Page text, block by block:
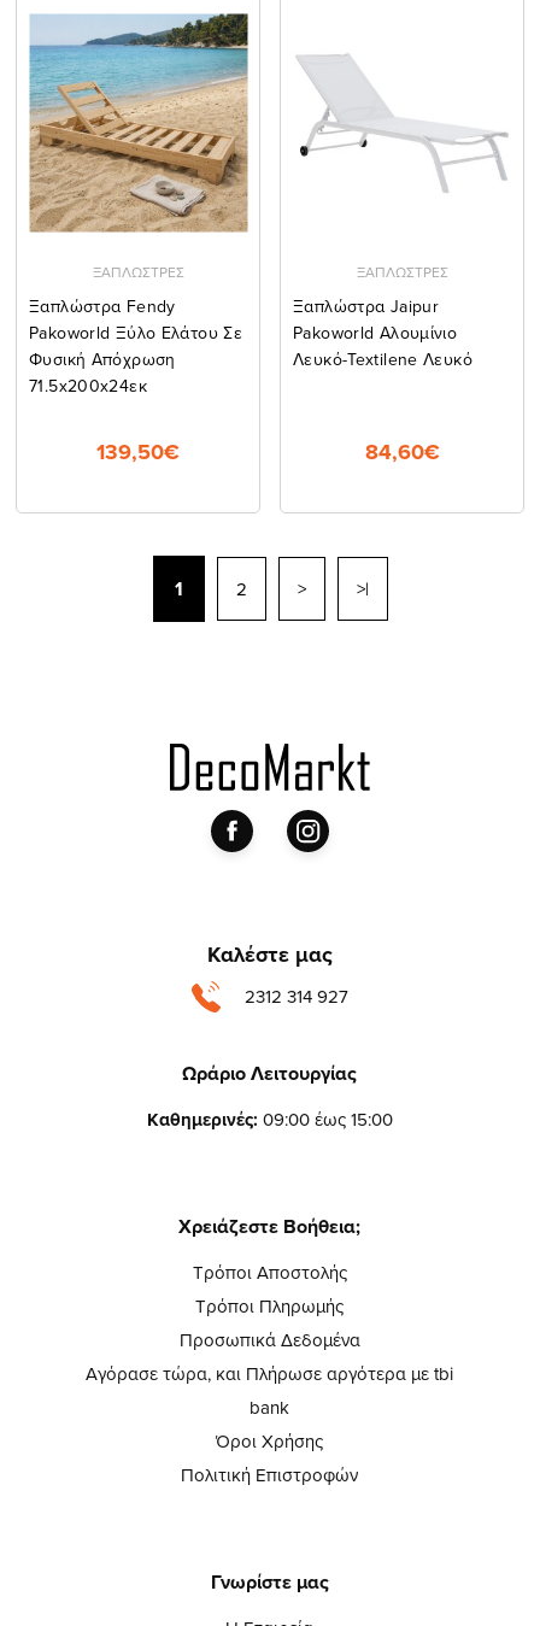
ΞΑΠΛΩΣΤΡΕΣ
Ξαπλώστρα Fendy
Pakoworld Ξύλο Ελάτου Σε
Φυσική Απόχρωση
71.5x200x24εκ
139,50€
ΞΑΠΛΩΣΤΡΕΣ
Ξαπλώστρα Jaipur
Pakoworld Αλουμίνιο
Λευκό-Textilene Λευκό
84,60€
1 2 > >|
Καλέστε μας
2312 314 927
Ωράριο Λειτουργίας
Καθημερινές: 09:00 έως 15:00
Χρειάζεστε Βοήθεια;
Τρόποι Αποστολής
Τρόποι Πληρωμής
Προσωπικά Δεδομένα
Αγόρασε τώρα, και Πλήρωσε αργότερα με tbi
bank
Όροι Χρήσης
Πολιτική Επιστροφών
Γνωρίστε μας